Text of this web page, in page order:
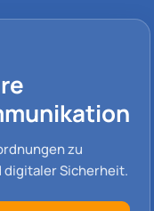
zu
digitaler Sicherheit.